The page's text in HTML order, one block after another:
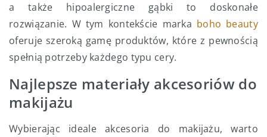
a także hipoalergiczne gąbki to doskonałe
rozwiązanie. W tym kontekście marka boho beauty
oferuje szeroką gamę produktów, które z pewnością
spełnią potrzeby każdego typu cery.
Najlepsze materiały akcesoriów do
makijażu
Wybierając ideale akcesoria do makijażu, warto